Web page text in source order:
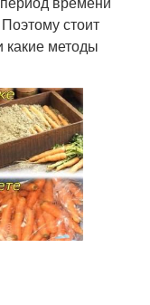
стоит
какие методы